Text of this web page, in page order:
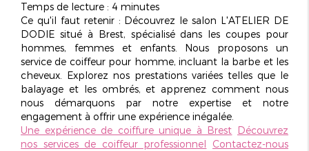
Temps de lecture : 4 minutes
Ce qu'il faut retenir : Découvrez le salon L'ATELIER DE
DODIE situé à Brest, spécialisé dans les coupes pour
hommes, femmes et enfants. Nous proposons un
service de coiffeur pour homme, incluant la barbe et les
cheveux. Explorez nos prestations variées telles que le
balayage et les ombrés, et apprenez comment nous
nous démarquons par notre expertise et notre
engagement à offrir une expérience inégalée.
Une expérience de coiffure unique à Brest Découvrez
nos services de coiffeur professionnel
Contactez-nous